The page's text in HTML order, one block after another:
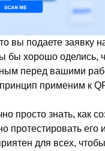
вы подаете заявку
бы хорошо оделись,
перед вашими
применим к
просто знать, как
протестировать его
для всех,